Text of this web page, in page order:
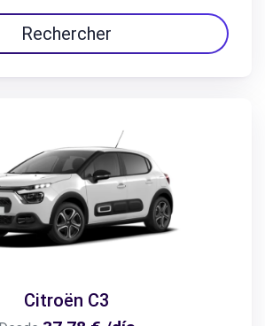
Rechercher
Citroën C3